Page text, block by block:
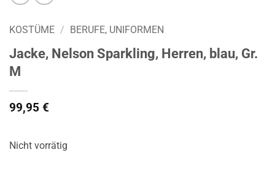
KOSTÜME / BERUFE, UNIFORMEN
Jacke, Nelson Sparkling, Herren, blau, Gr.
M
99,95 €
Nicht vorrätig